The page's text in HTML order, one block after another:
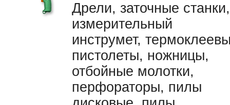
Дрели, заточные станки,
измерительный
инструмет,
пистолеты, ножницы,
отбойные молотки,
перфораторы, пилы